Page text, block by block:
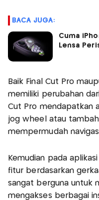
BACA JUGA:
Cuma
Lensa
Baik Final Cut Pro
memiliki perubahan
Cut Pro mendapatkan
jog wheel atau
mempermudah
Kemudian pada
fitur berdasarkan
sangat berguna untuk
mengakses berbagai